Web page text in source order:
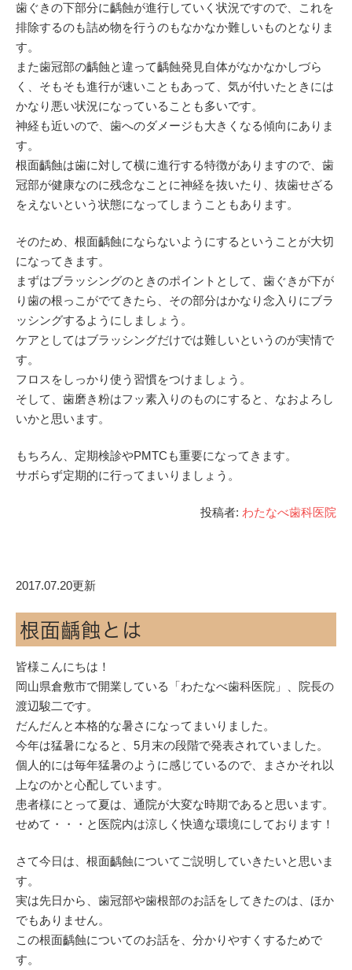
歯ぐきの下部分に齲蝕が進行していく状況ですので、これを
排除するのも詰め物を行うのもなかなか難しいものとなりま
す。
また歯冠部の齲蝕と違って齲蝕発見自体がなかなかしづら
く、そもそも進行が速いこともあって、気が付いたときには
かなり悪い状況になっていることも多いです。
神経も近いので、歯へのダメージも大きくなる傾向にありま
す。
根面齲蝕は歯に対して横に進行する特徴がありますので、歯
冠部が健康なのに残念なことに神経を抜いたり、抜歯せざる
をえないという状態になってしまうこともあります。
そのため、根面齲蝕にならないようにするということが大切
になってきます。
まずはブラッシングのときのポイントとして、歯ぐきが下が
り歯の根っこがでてきたら、その部分はかなり念入りにブラ
ッシングするようにしましょう。
ケアとしてはブラッシングだけでは難しいというのが実情で
す。
フロスをしっかり使う習慣をつけましょう。
そして、歯磨き粉はフッ素入りのものにすると、なおよろし
いかと思います。
もちろん、定期検診やPMTCも重要になってきます。
サボらず定期的に行ってまいりましょう。
投稿者: わたなべ歯科医院
2017.07.20更新
根面齲蝕とは
皆様こんにちは！
岡山県倉敷市で開業している「わたなべ歯科医院」、院長の
渡辺駿二です。
だんだんと本格的な暑さになってまいりました。
今年は猛暑になると、5月末の段階で発表されていました。
個人的には毎年猛暑のように感じているので、まさかそれ以
上なのかと心配しています。
患者様にとって夏は、通院が大変な時期であると思います。
せめて・・・と医院内は涼しく快適な環境にしております！
さて今日は、根面齲蝕についてご説明していきたいと思いま
す。
実は先日から、歯冠部や歯根部のお話をしてきたのは、ほか
でもありません。
この根面齲蝕についてのお話を、分かりやすくするためで
す。